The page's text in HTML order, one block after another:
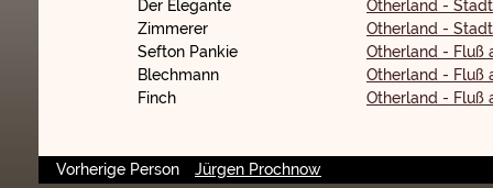
Der Elegante
Otherland -
Zimmerer
Otherland -
Sefton Pankie
Otherland - Fluß
Blechmann
Otherland - Fluß
Finch
Otherland - Fluß
Vorherige Person Jürgen Prochnow